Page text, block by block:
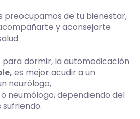
preocupamos de tu bienestar,
y aconsejarte
dormir, la automedicación
es mejor acudir a un
neurólogo,
neumólogo, dependiendo del